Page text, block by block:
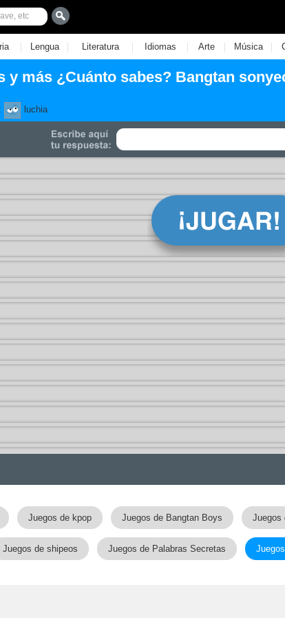
| Lengua | Literatura | Idiomas | Arte | Música |
y más ¿Cuánto sabes? Bangtan
luchia
Juegos de kpop Juegos de Bangtan Boys Juegos
Juegos de shipeos Juegos de Palabras Secretas